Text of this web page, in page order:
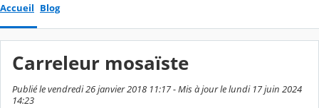
Accueil Blog
Carreleur mosaïste
Publié le vendredi 26 janvier 2018 11:17 - Mis à jour le lundi 17 juin 2024
14:23